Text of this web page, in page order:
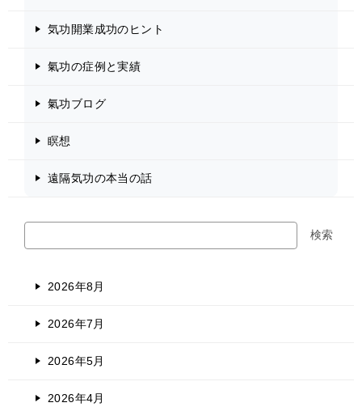
気功開業成功のヒント
氣功の症例と実績
氣功ブログ
瞑想
遠隔気功の本当の話
索
検索
2026年8月
2026年7月
2026年5月
2026年4月